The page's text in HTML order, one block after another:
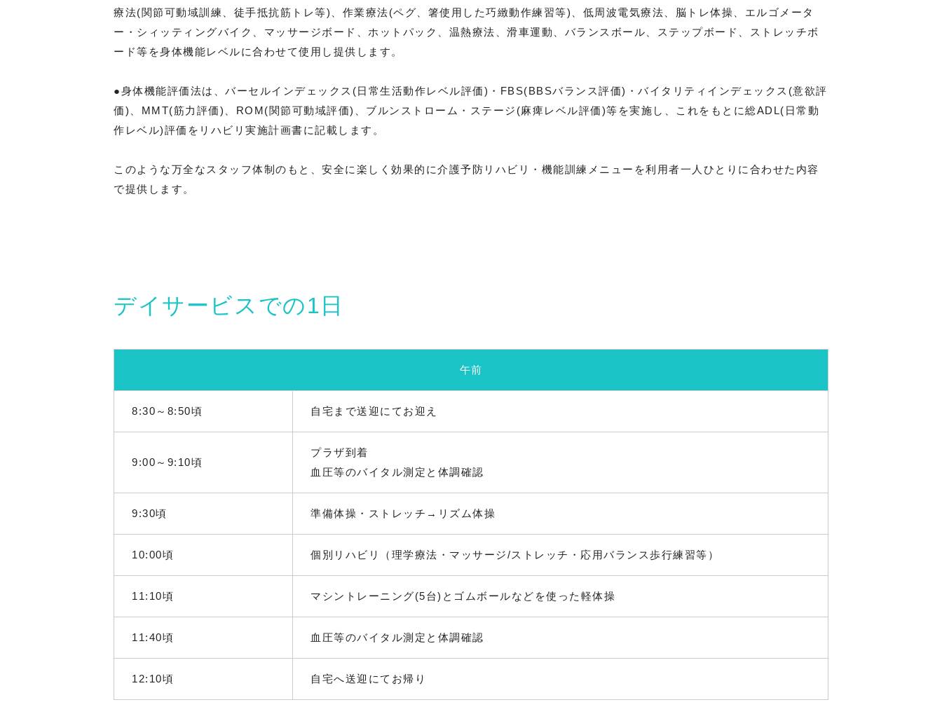
療法(関節可動域訓練、徒手抵抗筋トレ等)、作業療法(ペグ、箸使用した巧緻動作練習等)、低周波電気療法、脳トレ体操、エルゴメータ
ー・シィッティングバイク、マッサージボード、ホットパック、温熱療法、滑車運動、バランスボール、ステップボード、ストレッチボ
ード等を身体機能レベルに合わせて使用し提供します。
●身体機能評価法は、バーセルインデェックス(日常生活動作レベル評価)・FBS(BBSバランス評価)・バイタリティインデェックス(意欲評
価)、MMT(筋力評価)、ROM(関節可動域評価)、ブルンストローム・ステージ(麻痺レベル評価)等を実施し、これをもとに総ADL(日常動
作レベル)評価をリハビリ実施計画書に記載します。
このような万全なスタッフ体制のもと、安全に楽しく効果的に介護予防リハビリ・機能訓練メニューを利用者一人ひとりに合わせた内容
で提供します。
デイサービスでの1日
午前
8:30～8:50頃 自宅まで送迎にてお迎え
9:00～9:10頃
プラザ到着
血圧等のバイタル測定と体調確認
9:30頃 準備体操・ストレッチ→リズム体操
10:00頃 個別リハビリ（理学療法・マッサージ/ストレッチ・応用バランス歩行練習等）
11:10頃 マシントレーニング(5台)とゴムボールなどを使った軽体操
11:40頃 血圧等のバイタル測定と体調確認
12:10頃 自宅へ送迎にてお帰り